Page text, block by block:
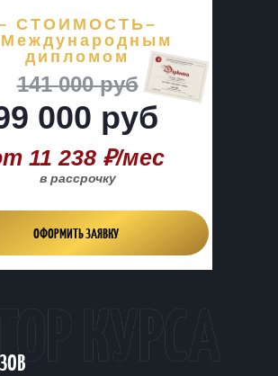
в рассрочку
11 238 ₽/мес
000 руб
141 000 руб
СТОИМОСТЬ–
дипломом
ОФОРМИТЬ ЗАЯВКУ